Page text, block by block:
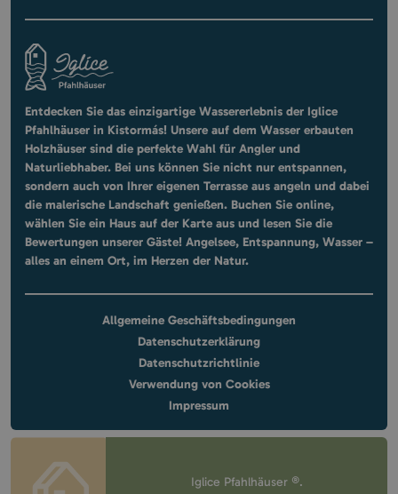
Entdecken Sie das einzigartige Wassererlebnis der Iglice
Pfahlhäuser in Kistormás! Unsere auf dem Wasser erbauten
Holzhäuser sind die perfekte Wahl für Angler und
Naturliebhaber. Bei uns können Sie nicht nur entspannen,
sondern auch von Ihrer eigenen Terrasse aus angeln und dabei
die malerische Landschaft genießen. Buchen Sie online,
wählen Sie ein Haus auf der Karte aus und lesen Sie die
Bewertungen unserer Gäste! Angelsee, Entspannung, Wasser –
alles an einem Ort, im Herzen der Natur.
Allgemeine Geschäftsbedingungen
Datenschutzerklärung
Datenschutzrichtlinie
Verwendung von Cookies
Impressum
Iglice Pfahlhäuser ®.